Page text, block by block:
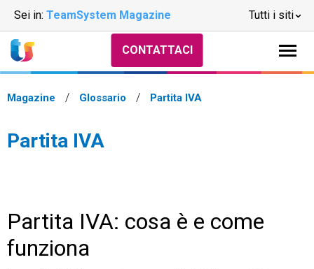
Sei in: TeamSystem Magazine Tutti i siti
CONTATTACI
Magazine Glossario Partita IVA
Partita IVA
Partita IVA: cosa è e come
funziona